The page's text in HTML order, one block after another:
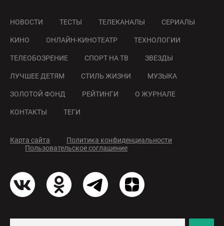
НОВОСТИ ТЕСТЫ ТЕЛЕКАНАЛЫ СЕРИАЛЫ
КИНО ОНЛАЙН-КИНОТЕАТР ТЕХНОЛОГИИ
ТЕЛЕОБОЗРЕНИЕ СПОРТ НА ТВ ЗВЕЗДЫ
ЛУЧШЕЕ ДЕТЯМ СТИЛЬ ЖИЗНИ МУЗЫКА
ЗОЛОТОЙ ФОНД РЕЙТИНГИ О ЖУРНАЛЕ
КОНТАКТЫ ТЕГИ
Карта сайта
Политика конфиденциальности
Пользовательское соглашение